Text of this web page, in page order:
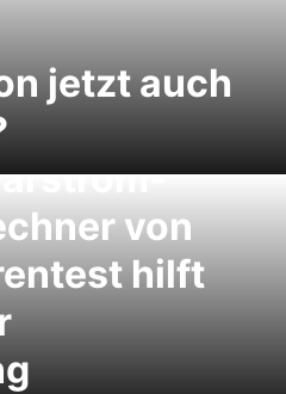
jetzt auch
für
sich
von
hilft